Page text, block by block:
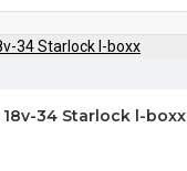
34 Starlock l-boxx